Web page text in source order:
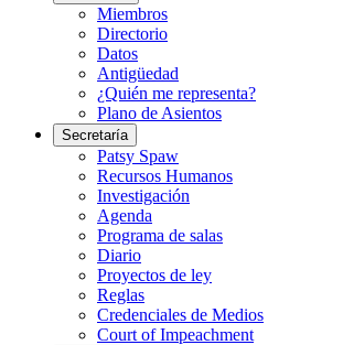
Miembros
Directorio
Datos
Antigüedad
¿Quién me representa?
Plano de Asientos
Secretaría
Patsy Spaw
Recursos Humanos
Investigación
Agenda
Programa de salas
Diario
Proyectos de ley
Reglas
Credenciales de Medios
Court of Impeachment